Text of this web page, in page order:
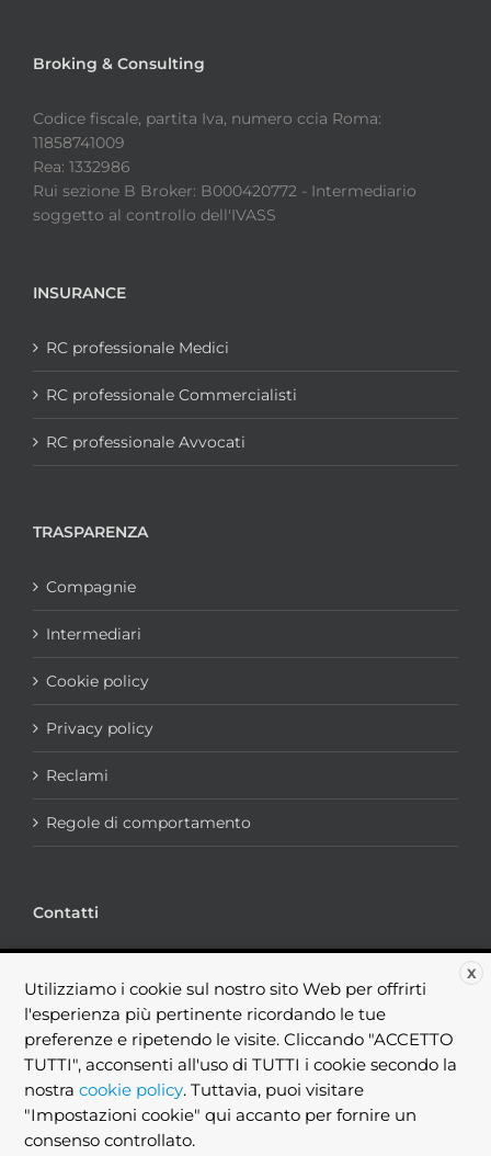
Broking & Consulting
Codice fiscale, partita Iva, numero ccia Roma:
11858741009
Rea: 1332986
Rui sezione B Broker: B000420772 - Intermediario
soggetto al controllo dell'IVASS
INSURANCE
RC professionale Medici
RC professionale Commercialisti
RC professionale Avvocati
TRASPARENZA
Compagnie
Intermediari
Cookie policy
Privacy policy
Reclami
Regole di comportamento
Contatti
Telefono:+39.06.44238184
Fax:+39.06.99367465
Email:info@brokingconsulting.it
X
Utilizziamo i cookie sul nostro sito Web per offrirti
l'esperienza più pertinente ricordando le tue
preferenze e ripetendo le visite. Cliccando "ACCETTO
TUTTI", acconsenti all'uso di TUTTI i cookie secondo la
nostra cookie policy. Tuttavia, puoi visitare
"Impostazioni cookie" qui accanto per fornire un
consenso controllato.